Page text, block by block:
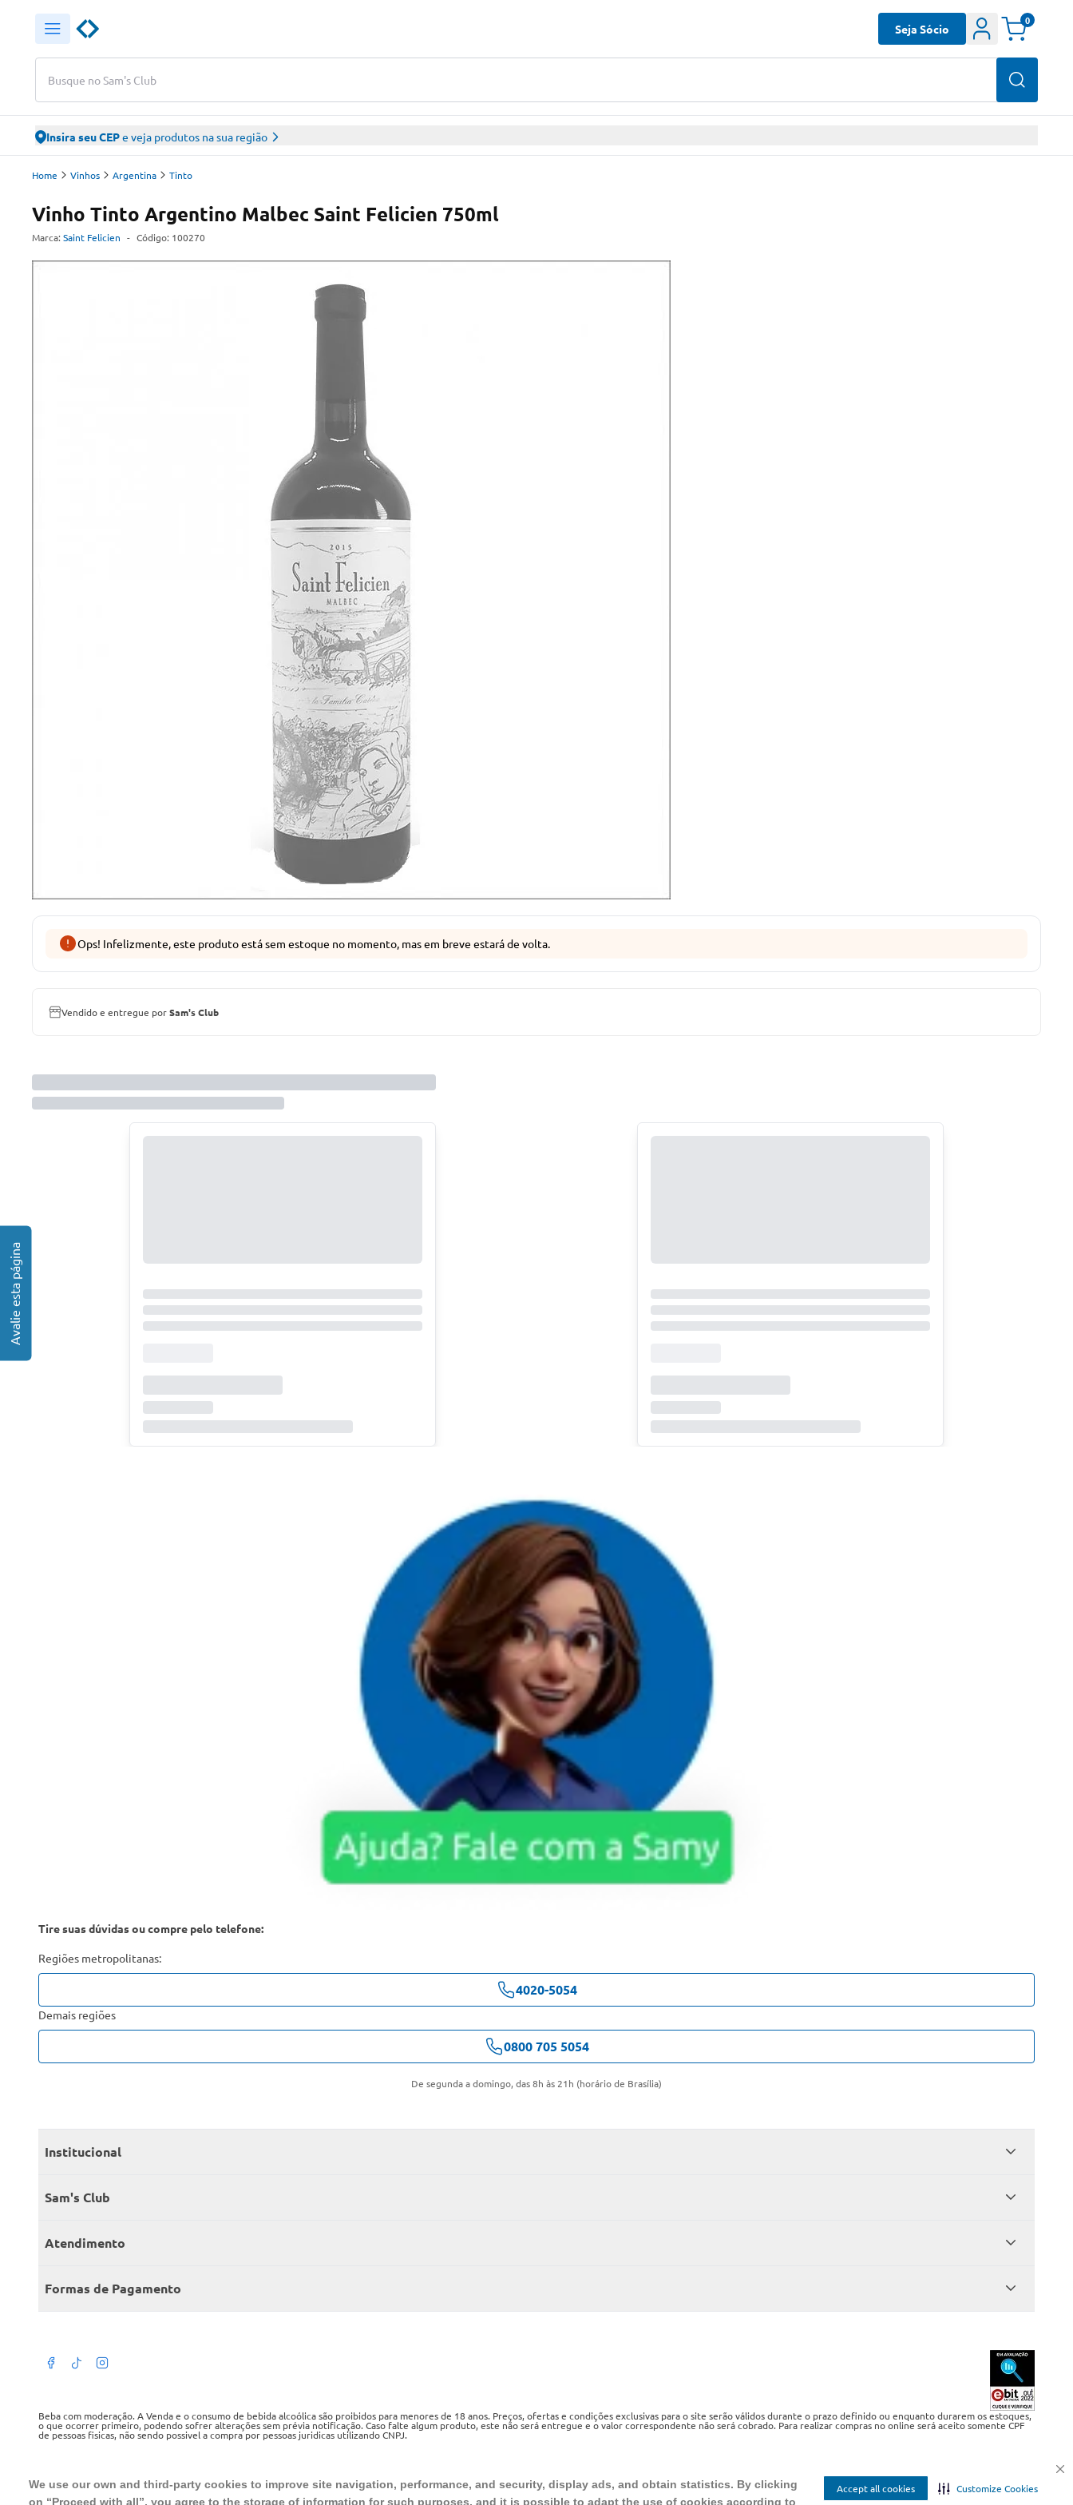
We use our own and third-party cookies to improve site navigation, performance, and security, display ads, and obtain statistics. By clicking
on “Proceed with all”, you agree to the storage of information for such purposes, and it is possible to adapt the use of cookies according to
Accept all cookies Customize Cookies
Busque no Sam's Club
Seja Sócio
0
Insira seu CEPe veja produtos na sua região
Home Vinhos Argentina Tinto
Vinho Tinto Argentino Malbec Saint Felicien 750ml
Marca: Saint Felicien - Código: 100270
Ops! Infelizmente, este produto está sem estoque no momento, mas em breve estará de volta.
Vendido e entregue porSam's Club
Tire suas dúvidas ou compre pelo telefone:
Regiões metropolitanas:
4020-5054
Demais regiões
0800 705 5054
De segunda a domingo, das 8h às 21h (horário de Brasília)
Institucional
Quem somos
Encontre um Clube
Sam's Club
Seja sócio
Member’s Mark
Atendimento
Fale conosco
Atendimento em libras
Termos de Uso
Política de privacidade
Formas de Pagamento
Beba com moderação. A Venda e o consumo de bebida alcoólica são proibidos para menores de 18 anos. Preços, ofertas e condições exclusivas para o site serão válidos durante o prazo definido ou enquanto durarem os estoques,
o que ocorrer primeiro, podendo sofrer alterações sem prévia notificação. Caso falte algum produto, este não será entregue e o valor correspondente não será cobrado. Para realizar compras no online será aceito somente CPF
de pessoas fisicas, não sendo possivel a compra por pessoas juridicas utilizando CNPJ.
Tel.: 4020 5054